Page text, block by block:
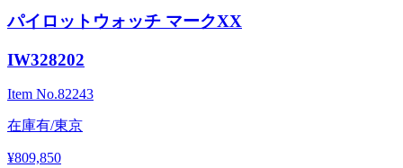
パイロットウォッチ マークXX
IW328202
Item No.82243
在庫有/東京
¥809,850